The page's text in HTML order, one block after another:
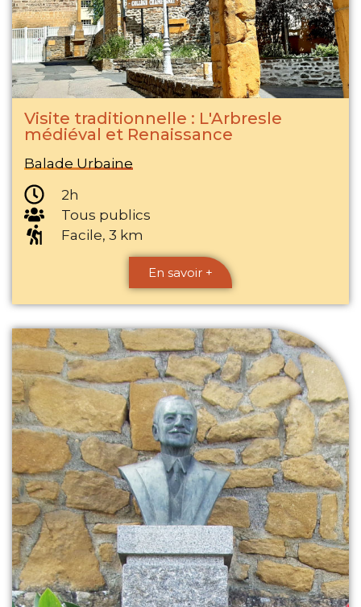
Visite traditionnelle : L'Arbresle
médiéval et Renaissance
Balade Urbaine
2h
Tous publics
Facile, 3 km
En savoir +